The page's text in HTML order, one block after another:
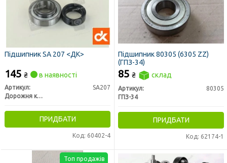
Підшипник SA 207 <ДК>
145 ₴ в наявності
Артикул:
SA207
Дорожня карта
ПРИДБАТИ
Код: 60402-4
Підшипник 80305 (6305 ZZ)
(ГПЗ-34)
85 ₴ склад
Артикул:
80305
ГПЗ-34
ПРИДБАТИ
Код: 62174-1
Топ продажів